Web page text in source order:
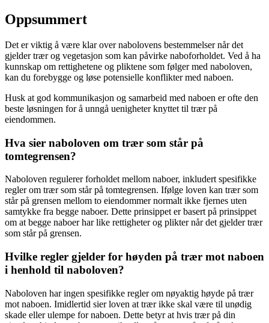
Oppsummert
Det er viktig å være klar over nabolovens bestemmelser når det
gjelder trær og vegetasjon som kan påvirke naboforholdet. Ved å ha
kunnskap om rettighetene og pliktene som følger med naboloven,
kan du forebygge og løse potensielle konflikter med naboen.
Husk at god kommunikasjon og samarbeid med naboen er ofte den
beste løsningen for å unngå uenigheter knyttet til trær på
eiendommen.
Hva sier naboloven om trær som står på
tomtegrensen?
Naboloven regulerer forholdet mellom naboer, inkludert spesifikke
regler om trær som står på tomtegrensen. Ifølge loven kan trær som
står på grensen mellom to eiendommer normalt ikke fjernes uten
samtykke fra begge naboer. Dette prinsippet er basert på prinsippet
om at begge naboer har like rettigheter og plikter når det gjelder trær
som står på grensen.
Hvilke regler gjelder for høyden på trær mot naboen
i henhold til naboloven?
Naboloven har ingen spesifikke regler om nøyaktig høyde på trær
mot naboen. Imidlertid sier loven at trær ikke skal være til unødig
skade eller ulempe for naboen. Dette betyr at hvis trær på din